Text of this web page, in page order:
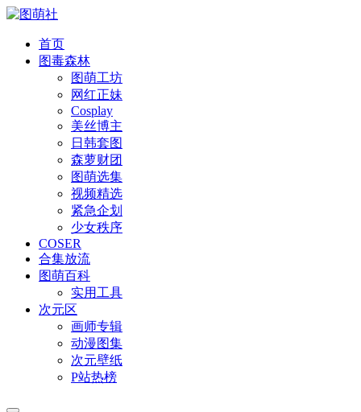
首页
图毒森林
图萌工坊
网红正妹
Cosplay
美丝博主
日韩套图
森萝财团
图萌选集
视频精选
紧急企划
少女秩序
COSER
合集放流
图萌百科
实用工具
次元区
画师专辑
动漫图集
次元壁纸
P站热榜